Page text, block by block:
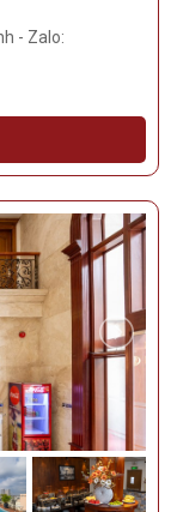
- Zalo: